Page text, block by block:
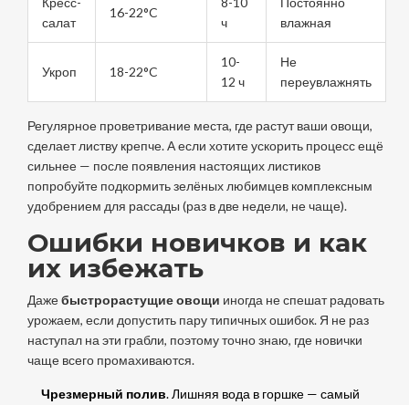
салат
16-22°C
ч
влажная
Укроп 18-22°C
10-
12 ч
Не
переувлажнять
Регулярное проветривание места, где растут ваши овощи,
сделает листву крепче. А если хотите ускорить процесс ещё
сильнее — после появления настоящих листиков
попробуйте подкормить зелёных любимцев комплексным
удобрением для рассады (раз в две недели, не чаще).
Ошибки новичков и как
их избежать
Дажебыстрорастущие овощи иногда не спешат радовать
урожаем, если допустить пару типичных ошибок. Я не раз
наступал на эти грабли, поэтому точно знаю, где новички
чаще всего промахиваются.
Чрезмерный полив. Лишняя вода в горшке — самый